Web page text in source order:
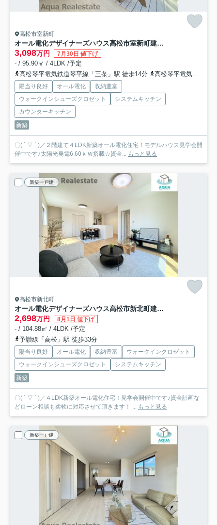
高松市室新町
オール電化デザイナーズハウス高松市室新町建売①
3,098万円 7月30日 値下げ
- / 95.90㎡ / 4LDK /予定
高松琴平電気鉄道琴平線「三条」駅 徒歩14分
高松琴平電気鉄道琴平線「栗林公園」駅 徒歩17分
陽当り良好 オール電化
収納豊富
ウォークインシューズクロゼット
システムキッチン
カウンターキッチン
新築
〇( ´ ▽ ` )／２階建て４LDK新築オール電化住宅！モデルハウス見学会開
催中です♪太陽光発電6.60ｋＷ搭載☆資金... もっと見る
新築一戸建
高松市新北町
オール電化デザイナーズハウス高松市新北町建売②
2,698万円 8月1日 値下げ
- / 104.88㎡ / 4LDK /予定
予讃線「高松」駅 徒歩33分
陽当り良好 オール電化 収納豊富
ウォークインクロゼット
ウォークインシューズクロゼット
システムキッチン
新築
〇( ´ ▽ ` )／４LDK新築オール電化住宅！見学会開催中です♪資金計画な
どローン相談も柔軟に対応させて頂きます！ ... もっと見る
新築一戸建